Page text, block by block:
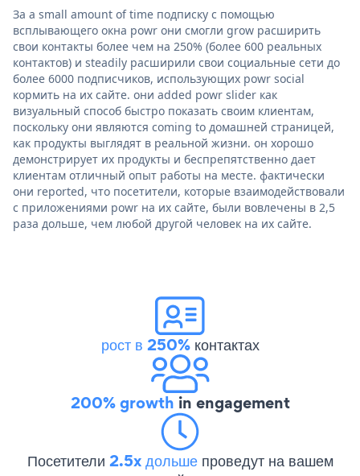
За a small amount of time подписку с помощью
всплывающего окна powr они смогли grow расширить
свои контакты более чем на 250% (более 600 реальных
контактов) и steadily расширили свои социальные сети до
более 6000 подписчиков, использующих powr social
кормить на их сайте. они added powr slider как
визуальный способ быстро показать своим клиентам,
поскольку они являются coming to домашней страницей,
как продукты выглядят в реальной жизни. он хорошо
демонстрирует их продукты и беспрепятственно дает
клиентам отличный опыт работы на месте. фактически
они reported, что посетители, которые взаимодействовали
с приложениями powr на их сайте, были вовлечены в 2,5
раза дольше, чем любой другой человек на их сайте.
рост в 250%контактах
200% growth in engagement
Посетители 2.5x дольше проведут на вашем